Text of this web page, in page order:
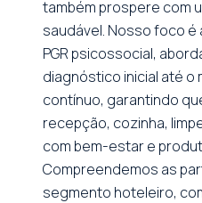
também prospere com
saudável. Nosso foco é
PGR psicossocial,
diagnóstico inicial até o
contínuo, garantindo
recepção, cozinha,
com bem-estar e
Compreendemos as
segmento hoteleiro,